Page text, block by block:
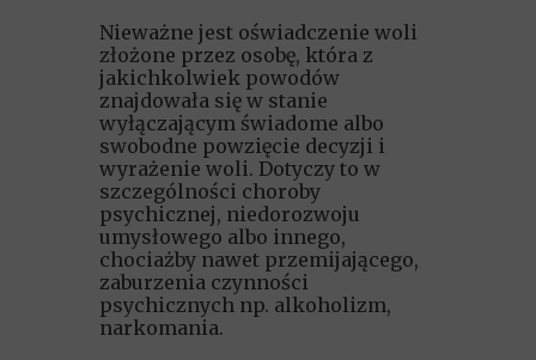
Nieważne jest oświadczenie woli
złożone przez osobę, która z
jakichkolwiek powodów
znajdowała się w stanie
wyłączającym świadome albo
swobodne powzięcie decyzji i
wyrażenie woli. Dotyczy to w
szczególności choroby
psychicznej, niedorozwoju
umysłowego albo innego,
chociażby nawet przemijającego,
zaburzenia czynności
psychicznych np. alkoholizm,
narkomania.